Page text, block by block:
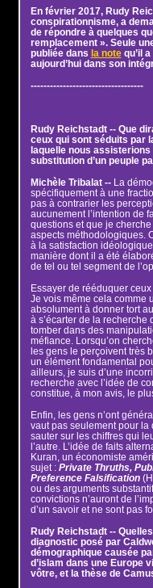
En février 2017, Rudy
conspirationnisme, a
de répondre à quelques
remplacement ». Seule
publiée dans la notequ’il
aujourd’hui dans son
-----------------------------------
Rudy Reichstadt -- Que
ceux qui sont séduits par
laquelle nous assisterions
substitution d’un peuple
Michèle Tribalat --La
spécifiquement à une
pas à contrarier les
aucunement l’intention de
questions et que je cherche
aspects méthodologiques.
à la satisfaction
manière dont il a été
de tel ou tel segment de
Essayer de rééduquer
Je vois même cela comme
absolument à donner tort
à s’écarter de la recherche
tomber dans des
méfiance. Lorsqu’on
les gens le perçoivent très
un élément fondamental
ailleurs, je suis d’une
recherche avec l’idée de
constitue, à mon avis, le
Enfin, les gens n’ont
vaut pas seulement pour la
sauter sur les chiffres qui
l’autre. L’idée de faits
Kuran, un économiste
sujet : Private Thruths,
Preference Falsification
ou des arguments
convictions n’auront de
d’un savoir et ne sont pas
Rudy Reichstadt --
diagnostic posé par
démographique causée
d’islam dans une Europe
vôtre, et la thèse de